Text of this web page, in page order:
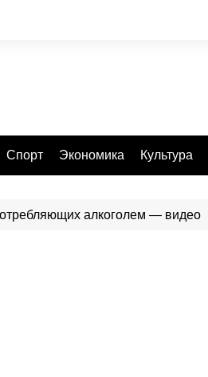
Спорт Экономика Культура
алкоголем — видео